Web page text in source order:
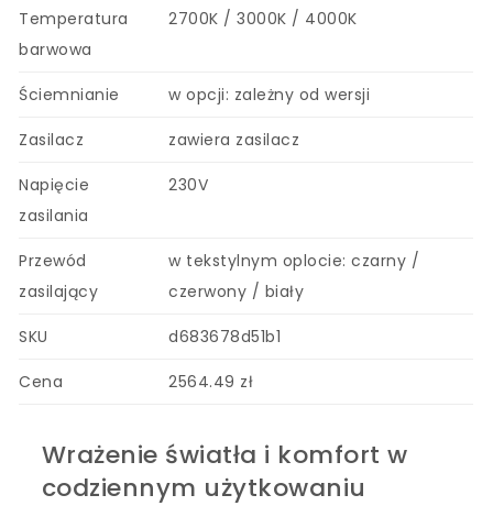
Temperatura
barwowa
2700K / 3000K / 4000K
Ściemnianie w opcji: zależny od wersji
Zasilacz zawiera zasilacz
Napięcie
zasilania
230V
Przewód
zasilający
w tekstylnym oplocie: czarny /
czerwony / biały
SKU d683678d51b1
Cena 2564.49 zł
Wrażenie światła i komfort w
codziennym użytkowaniu